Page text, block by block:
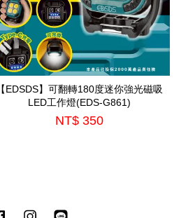
【EDSDS】可翻轉180度迷你強光磁吸
LED工作燈(EDS-G861)
NT$ 350
Facebook Instagram